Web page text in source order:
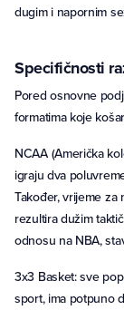
dugim i napornim
Specifičnosti
Pored osnovne
formatima koje
NCAA (Američka
igraju dva
Također, vrijeme
rezultira dužim
odnosu na NBA,
3x3 Basket: sve
sport, ima potpuno